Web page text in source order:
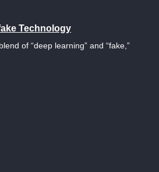
Technology
of “deep learning” and “fake,”